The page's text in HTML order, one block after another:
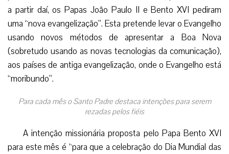
a partir daí, os Papas João Paulo II e Bento XVI pediram
uma “nova evangelização”. Esta pretende levar o Evangelho
usando novos métodos de apresentar a Boa Nova
(sobretudo usando as novas tecnologias da comunicação),
aos países de antiga evangelização, onde o Evangelho está
“moribundo”.
Para cada mês o Santo Padre destaca intenções para serem
rezadas pelos fiéis
A intenção missionária proposta pelo Papa Bento XVI
para este mês é “para que a celebração do Dia Mundial das